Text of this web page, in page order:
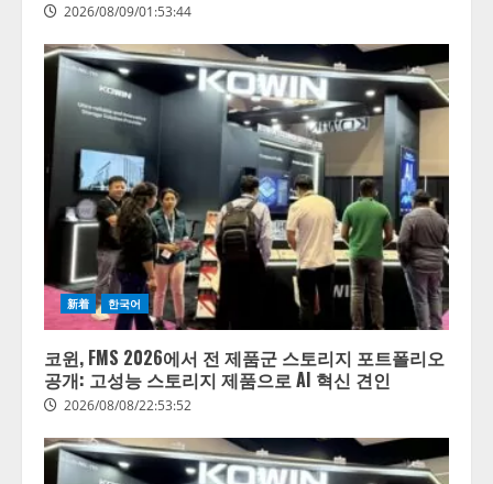
2026/08/09/01:53:44
新着 한국어
코윈, FMS 2026에서 전 제품군 스토리지 포트폴리오
공개: 고성능 스토리지 제품으로 AI 혁신 견인
2026/08/08/22:53:52